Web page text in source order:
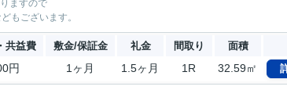
ますので
もございます。
共益費 敷金/保証金 礼金 間取り 面積
円 1ヶ月 1.5ヶ月 1R 32.59㎡